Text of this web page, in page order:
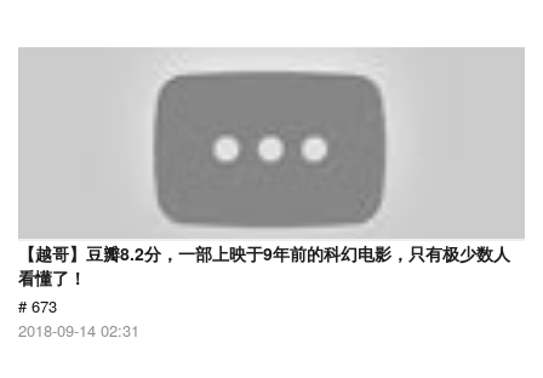
【越哥】豆瓣8.2分，一部上映于9年前的科幻电影，只有极少数人
看懂了！
# 673
2018-09-14 02:31